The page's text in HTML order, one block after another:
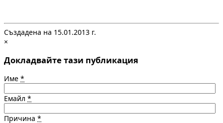
Създадена на 15.01.2013 г.
×
Докладвайте тази публикация
Име *
Емайл *
Причина *